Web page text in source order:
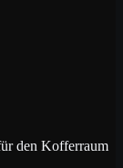
den Kofferraum